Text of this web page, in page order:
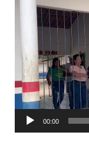
Tocador
00:00